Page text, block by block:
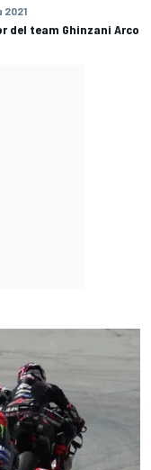
2021
del team Ghinzani Arco